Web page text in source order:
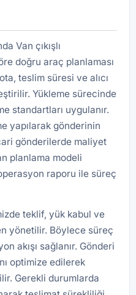
Van çıkışlı
doğru araç planlaması
teslim süresi ve alıcı
Yükleme sürecinde
standartları uygulanır.
yapılarak gönderinin
gönderilerde maliyet
planlama modeli
raporu ile süreç
teklif, yük kabul ve
yönetilir. Böylece süreç
akışı sağlanır. Gönderi
optimize edilerek
Gerekli durumlarda